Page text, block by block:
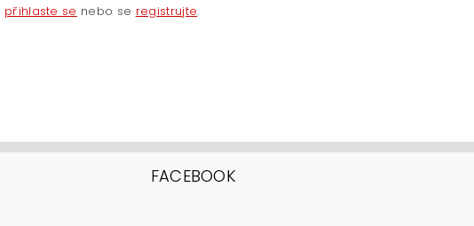
přihlaste se nebo se registrujte.
FACEBOOK